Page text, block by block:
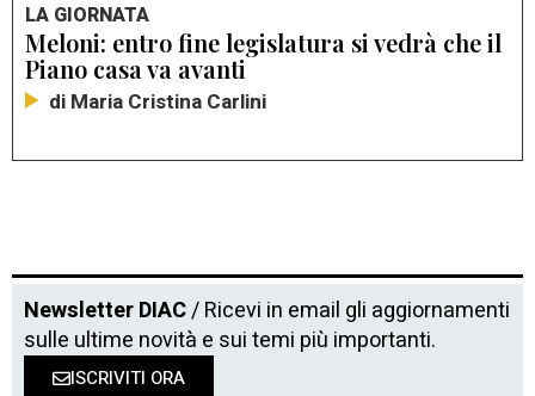
LA GIORNATA
Meloni: entro fine legislatura si vedrà che il
Piano casa va avanti
di Maria Cristina Carlini
Newsletter DIAC/ Ricevi in email gli aggiornamenti
sulle ultime novità e sui temi più importanti.
ISCRIVITI ORA